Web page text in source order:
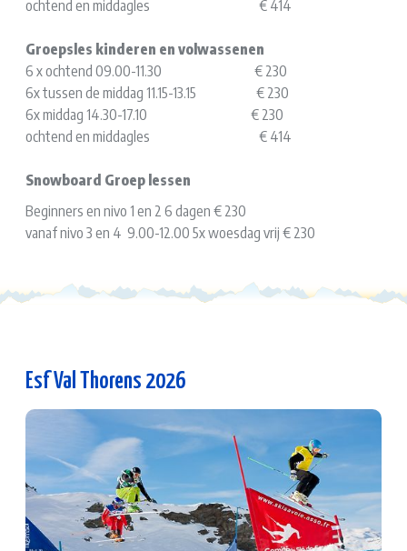
ochtend en middagles € 414
Groepsles kinderen en volwassenen
6 x ochtend 09.00-11.30 € 230
6x tussen de middag 11.15-13.15 € 230
6x middag 14.30-17.10 € 230
ochtend en middagles € 414
Snowboard Groep lessen
Beginners en nivo 1 en 2 6 dagen € 230
vanaf nivo 3 en 4 9.00-12.00 5x woesdag vrij € 230
Esf Val Thorens 2026